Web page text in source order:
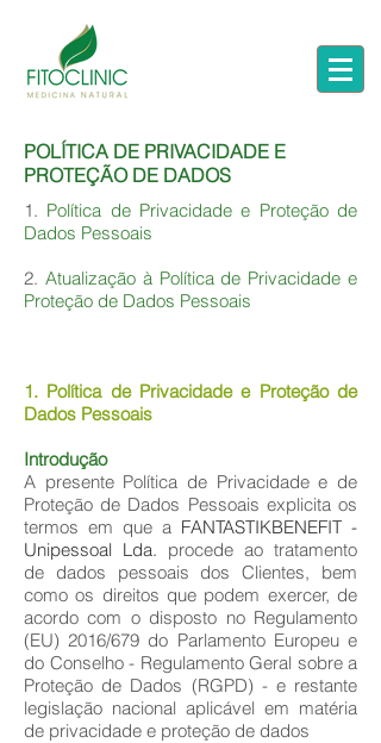
POLÍTICA DE PRIVACIDADE E
PROTEÇÃO DE DADOS
1. Política de Privacidade e Proteção de
Dados Pessoais
2. Atualização à Política de Privacidade e
Proteção de Dados Pessoais
1. Política de Privacidade e Proteção de
Dados Pessoais
Introdução
A presente Política de Privacidade e de
Proteção de Dados Pessoais explicita os
termos em que a FANTASTIKBENEFIT -
Unipessoal Lda. procede ao tratamento
de dados pessoais dos Clientes, bem
como os direitos que podem exercer, de
acordo com o disposto no Regulamento
(EU) 2016/679 do Parlamento Europeu e
do Conselho - Regulamento Geral sobre a
Proteção de Dados (RGPD) - e restante
legislação nacional aplicável em matéria
de privacidade e proteção de dados